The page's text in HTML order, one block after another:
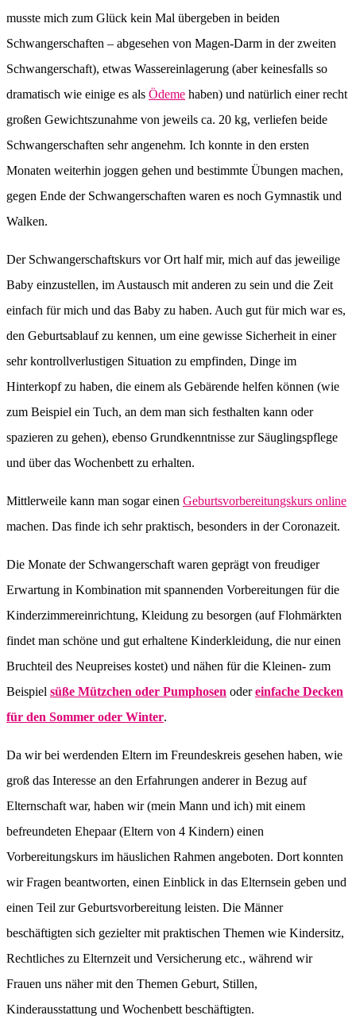
musste mich zum Glück kein Mal übergeben in beiden
Schwangerschaften – abgesehen von Magen-Darm in der zweiten
Schwangerschaft), etwas Wassereinlagerung (aber keinesfalls so
dramatisch wie einige es als Ödeme haben) und natürlich einer recht
großen Gewichtszunahme von jeweils ca. 20 kg, verliefen beide
Schwangerschaften sehr angenehm. Ich konnte in den ersten
Monaten weiterhin joggen gehen und bestimmte Übungen machen,
gegen Ende der Schwangerschaften waren es noch Gymnastik und
Walken.
Der Schwangerschaftskurs vor Ort half mir, mich auf das jeweilige
Baby einzustellen, im Austausch mit anderen zu sein und die Zeit
einfach für mich und das Baby zu haben. Auch gut für mich war es,
den Geburtsablauf zu kennen, um eine gewisse Sicherheit in einer
sehr kontrollverlustigen Situation zu empfinden, Dinge im
Hinterkopf zu haben, die einem als Gebärende helfen können (wie
zum Beispiel ein Tuch, an dem man sich festhalten kann oder
spazieren zu gehen), ebenso Grundkenntnisse zur Säuglingspflege
und über das Wochenbett zu erhalten.
Mittlerweile kann man sogar einen Geburtsvorbereitungskurs online
machen. Das finde ich sehr praktisch, besonders in der Coronazeit.
Die Monate der Schwangerschaft waren geprägt von freudiger
Erwartung in Kombination mit spannenden Vorbereitungen für die
Kinderzimmereinrichtung, Kleidung zu besorgen (auf Flohmärkten
findet man schöne und gut erhaltene Kinderkleidung, die nur einen
Bruchteil des Neupreises kostet) und nähen für die Kleinen- zum
Beispiel süße Mützchen oder Pumphosen odereinfache Decken
für den Sommer oder Winter.
Da wir bei werdenden Eltern im Freundeskreis gesehen haben, wie
groß das Interesse an den Erfahrungen anderer in Bezug auf
Elternschaft war, haben wir (mein Mann und ich) mit einem
befreundeten Ehepaar (Eltern von 4 Kindern) einen
Vorbereitungskurs im häuslichen Rahmen angeboten. Dort konnten
wir Fragen beantworten, einen Einblick in das Elternsein geben und
einen Teil zur Geburtsvorbereitung leisten. Die Männer
beschäftigten sich gezielter mit praktischen Themen wie Kindersitz,
Rechtliches zu Elternzeit und Versicherung etc., während wir
Frauen uns näher mit den Themen Geburt, Stillen,
Kinderausstattung und Wochenbett beschäftigten.